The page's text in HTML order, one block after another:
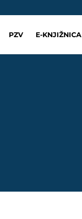
PZV E-KNJIŽNICA